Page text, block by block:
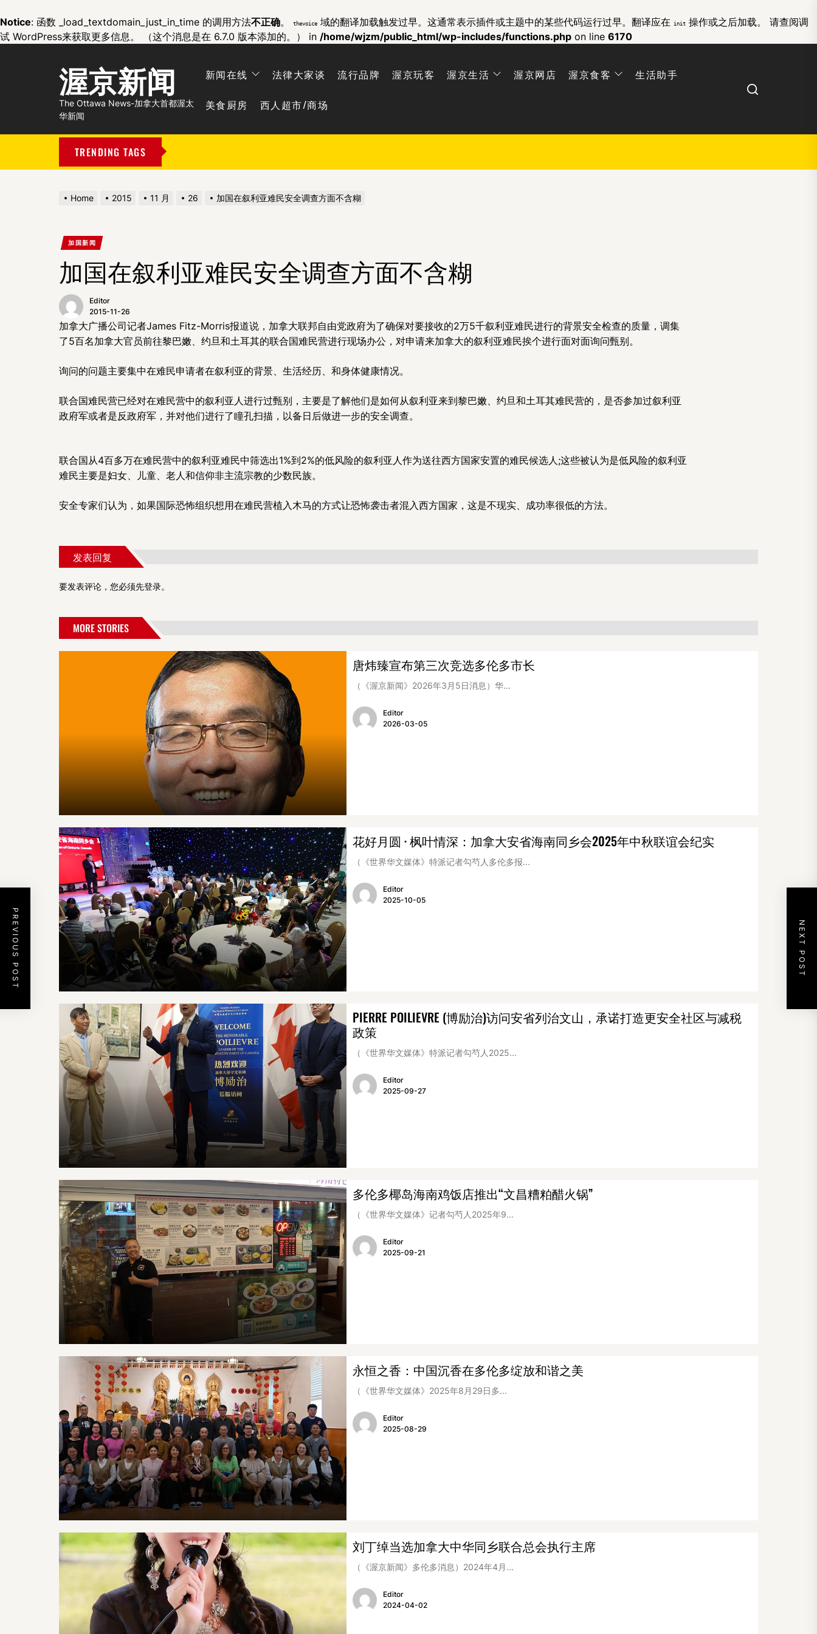
Notice: 函数 _load_textdomain_just_in_time 的调用方法不正确。 thevoice 域的翻译加载触发过早。这通常表示插件或主题中的某些代码运行过早。翻译应在 init 操作或之后加载。 请查阅调
试 WordPress来获取更多信息。 （这个消息是在 6.7.0 版本添加的。） in /home/wjzm/public_html/wp-includes/functions.php on line 6170
渥京新闻
The Ottawa News-加拿大首都渥太
华新闻
新闻在线 法律大家谈 流行品牌 渥京玩客 渥京生活 渥京网店 渥京食客 生活助手
美食厨房 西人超市/商场
Search
TRENDING TAGS
Home 2015 11 月 26 加国在叙利亚难民安全调查方面不含糊
加国新闻
加国在叙利亚难民安全调查方面不含糊
Editor
2015-11-26
加拿大广播公司记者James Fitz-Morris报道说，加拿大联邦自由党政府为了确保对要接收的2万5千叙利亚难民进行的背景安全检查的质量，调集
了5百名加拿大官员前往黎巴嫩、约旦和土耳其的联合国难民营进行现场办公，对申请来加拿大的叙利亚难民挨个进行面对面询问甄别。
询问的问题主要集中在难民申请者在叙利亚的背景、生活经历、和身体健康情况。
联合国难民营已经对在难民营中的叙利亚人进行过甄别，主要是了解他们是如何从叙利亚来到黎巴嫩、约旦和土耳其难民营的，是否参加过叙利亚
政府军或者是反政府军，并对他们进行了瞳孔扫描，以备日后做进一步的安全调查。
联合国从4百多万在难民营中的叙利亚难民中筛选出1%到2%的低风险的叙利亚人作为送往西方国家安置的难民候选人;这些被认为是低风险的叙利亚
难民主要是妇女、儿童、老人和信仰非主流宗教的少数民族。
安全专家们认为，如果国际恐怖组织想用在难民营植入木马的方式让恐怖袭击者混入西方国家，这是不现实、成功率很低的方法。
发表回复
要发表评论，您必须先登录。
PREVIOUS POST NEXT POST
MORE STORIES
唐炜臻宣布第三次竞选多伦多市长
（《渥京新闻》2026年3月5日消息）华...
Editor
2026-03-05
花好月圆 · 枫叶情深：加拿大安省海南同乡会2025年中秋联谊会纪实
（《世界华文媒体》特派记者勾芍人多伦多报...
Editor
2025-10-05
PIERRE POILIEVRE (博励治)访问安省列治文山，承诺打造更安全社区与减税
政策
（《世界华文媒体》特派记者勾芍人2025...
Editor
2025-09-27
多伦多椰岛海南鸡饭店推出“文昌糟粕醋火锅”
（《世界华文媒体》记者勾芍人2025年9...
Editor
2025-09-21
永恒之香：中国沉香在多伦多绽放和谐之美
（《世界华文媒体》2025年8月29日多...
Editor
2025-08-29
刘丁绰当选加拿大中华同乡联合总会执行主席
（《渥京新闻》多伦多消息）2024年4月...
Editor
2024-04-02